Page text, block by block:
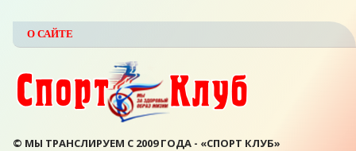
О САЙТЕ
© МЫ ТРАНСЛИРУЕМ С 2009 ГОДА - «СПОРТ КЛУБ»